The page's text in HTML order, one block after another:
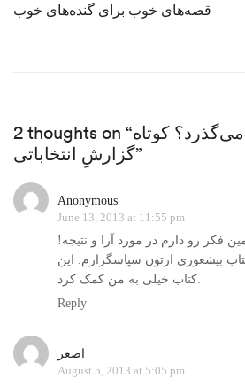
قصه‌های خوب برای گنده‌های خوب
2 thoughts on “در ایران چه می‌گذرد؟ کوتاه
گزارشِ انتخاباتی”
Anonymous
June 13, 2013 at 11:55 pm
فکر رو دارم در مورد آرا و نتیجه!
بیشعوری ازتون سپاسگزارم. این
کتاب خیلی به من کمک کرد.
Reply
اصغر
August 5, 2013 at 5:05 pm